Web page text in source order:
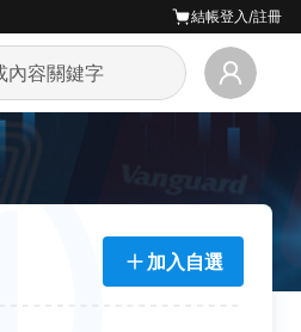
結帳登入/註冊
加入自選